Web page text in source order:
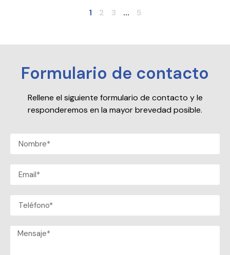
1 2 3 ... 5
Formulario de contacto
Rellene el siguiente formulario de contacto y le
responderemos en la mayor brevedad posible.